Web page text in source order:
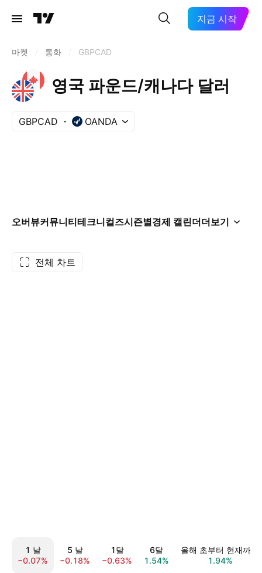
지금 시작
마켓 통화 GBPCAD
영국 파운드/캐나다 달러
GBPCAD OANDA
오버뷰커뮤니티테크니컬즈시즌별경제 캘린더더보기
전체 차트
1 날
−0.07%
5 날
−0.18%
1달
−0.63%
6달
1.54%
올해 초부터 현재까지
1.94%